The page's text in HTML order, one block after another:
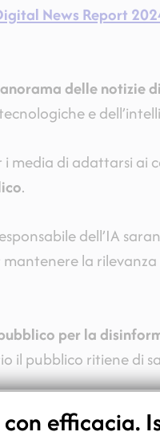
News Report
delle notizie
e
media di adattarsi ai
.
dell’IA
la rilevanza
per la
il pubblico ritiene di
efficacia.